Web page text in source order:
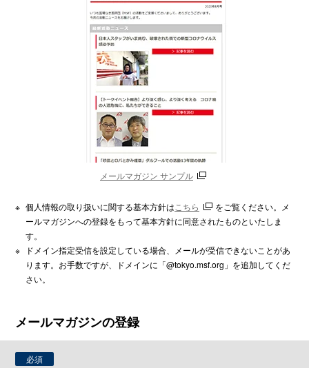
メールマガジン サンプル
※ 個人情報の取り扱いに関する基本方針は こちら
をご覧ください。メ
ールマガジンへの登録をもって基本方針に同意されたものといたしま
す。
※
ドメイン指定受信を設定している場合、メールが受信できないことがあ
ります。お手数ですが、ドメインに「@tokyo.msf.org」を追加してくだ
さい。
メールマガジンの登録
必須